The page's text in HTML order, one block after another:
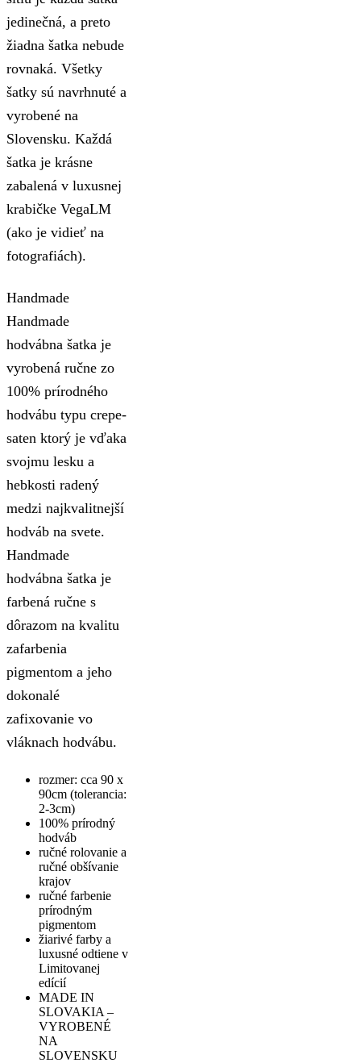
jedinečná, a preto
žiadna šatka nebude
rovnaká. Všetky
šatky sú navrhnuté a
vyrobené na
Slovensku. Každá
šatka je krásne
zabalená v luxusnej
krabičke VegaLM
(ako je vidieť na
fotografiách).
Handmade
Handmade
hodvábna šatka je
vyrobená ručne zo
100% prírodného
hodvábu typu crepe-
saten ktorý je vďaka
svojmu lesku a
hebkosti radený
medzi najkvalitnejší
hodváb na svete.
Handmade
hodvábna šatka je
farbená ručne s
dôrazom na kvalitu
zafarbenia
pigmentom a jeho
dokonalé
zafixovanie vo
vláknach hodvábu.
rozmer: cca 90 x
90cm (tolerancia:
2-3cm)
100% prírodný
hodváb
ručné rolovanie a
ručné obšívanie
krajov
ručné farbenie
prírodným
pigmentom
žiarivé farby a
luxusné odtiene v
Limitovanej
edícií
MADE IN
SLOVAKIA –
VYROBENÉ
NA
SLOVENSKU